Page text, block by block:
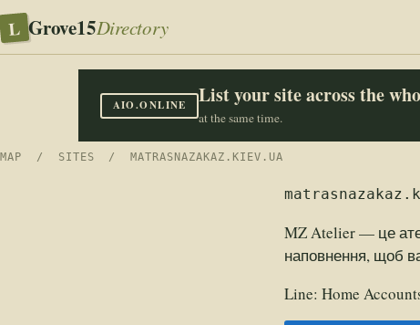
L Grove15Directory
AIO.ONLINE List your site across the
at the same time.
MAP / SITES / MATRASNAZAKAZ.KIEV.UA
MZ Atelier — це
наповнення, щоб
Line: Home